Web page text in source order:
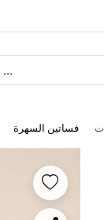
فساتين السهرة